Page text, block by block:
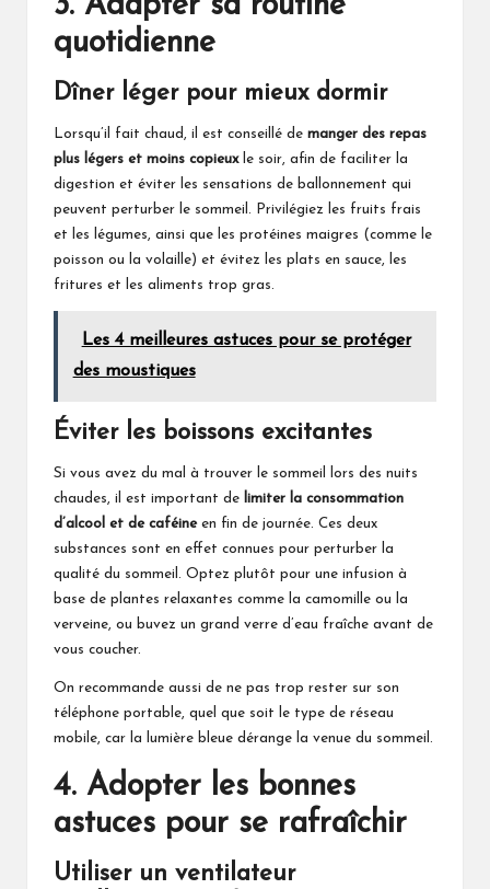
quotidienne
Dîner léger pour mieux dormir
Lorsqu’il fait chaud, il est conseillé de manger des repas
plus légers et moins copieuxle soir, afin de faciliter la
digestion et éviter les sensations de ballonnement qui
peuvent perturber le sommeil. Privilégiez les fruits frais
et les légumes, ainsi que les protéines maigres (comme le
poisson ou la volaille) et évitez les plats en sauce, les
fritures et les aliments trop gras.
Les 4 meilleures astuces pour se protéger
des moustiques
Éviter les boissons excitantes
Si vous avez du mal à trouver le sommeil lors des nuits
chaudes, il est important de limiter la consommation
d’alcool et de caféineen fin de journée. Ces deux
substances sont en effet connues pour perturber la
qualité du sommeil. Optez plutôt pour une infusion à
base de plantes relaxantes comme la camomille ou la
verveine, ou buvez un grand verre d’eau fraîche avant de
vous coucher.
On recommande aussi de ne pas trop rester sur son
téléphone portable, quel que soit
le type de réseau
mobile, car la lumière bleue dérange la venue du sommeil.
4. Adopter les bonnes
astuces pour se rafraîchir
Utiliser un ventilateur